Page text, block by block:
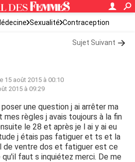
Sexualité Contraception
Sujet Suivant
15 août 2015 à 00:10
2015 à 09:29
poser une question j ai arrêter ma
mes règles j avais toujours à la fin
le 28 et après je l ai y ai eu
j étais pas fatiguer et ts et la
de ventre dos et fatiguer est ce
faut s inquiétez merci. De me